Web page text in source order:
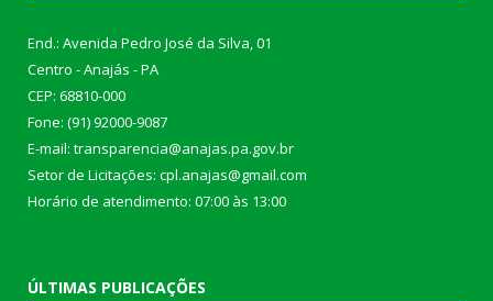
End.: Avenida Pedro José da Silva, 01
Centro - Anajás - PA
CEP: 68810-000
Fone: (91) 92000-9087
E-mail: transparencia@anajas.pa.gov.br
Setor de Licitações: cpl.anajas@gmail.com
Horário de atendimento: 07:00 às 13:00
ÚLTIMAS PUBLICAÇÕES